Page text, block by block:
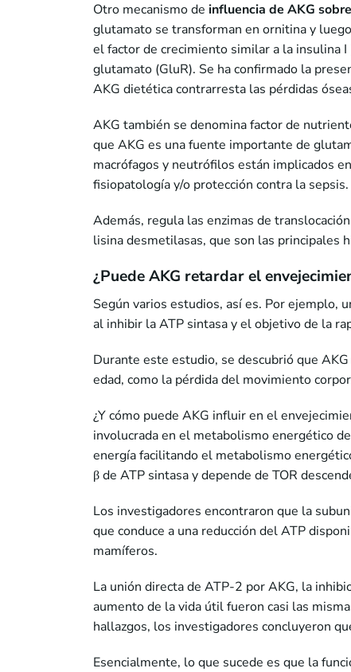
Otro mecanismo de influencia de AKG
glutamato se transforman en ornitina y
el factor de crecimiento similar a la insulina
glutamato (GluR). Se ha confirmado la
AKG dietética contrarresta las pérdidas
AKG también se denomina factor de
que AKG es una fuente importante de
macrófagos y neutrófilos están implicados
fisiopatología y/o protección contra la sepsis.
Además, regula las enzimas de
lisina desmetilasas, que son las principales
¿Puede AKG retardar el
Según varios estudios, así es. Por ejemplo,
al inhibir la ATP sintasa y el objetivo de la
Durante este estudio, se descubrió que
edad, como la pérdida del movimiento
¿Y cómo puede AKG influir en el
involucrada en el metabolismo energético
energía facilitando el metabolismo
β de ATP sintasa y depende de TOR
Los investigadores encontraron que la
que conduce a una reducción del ATP
mamíferos.
La unión directa de ATP-2 por AKG, la
aumento de la vida útil fueron casi las
hallazgos, los investigadores concluyeron
Esencialmente, lo que sucede es que la